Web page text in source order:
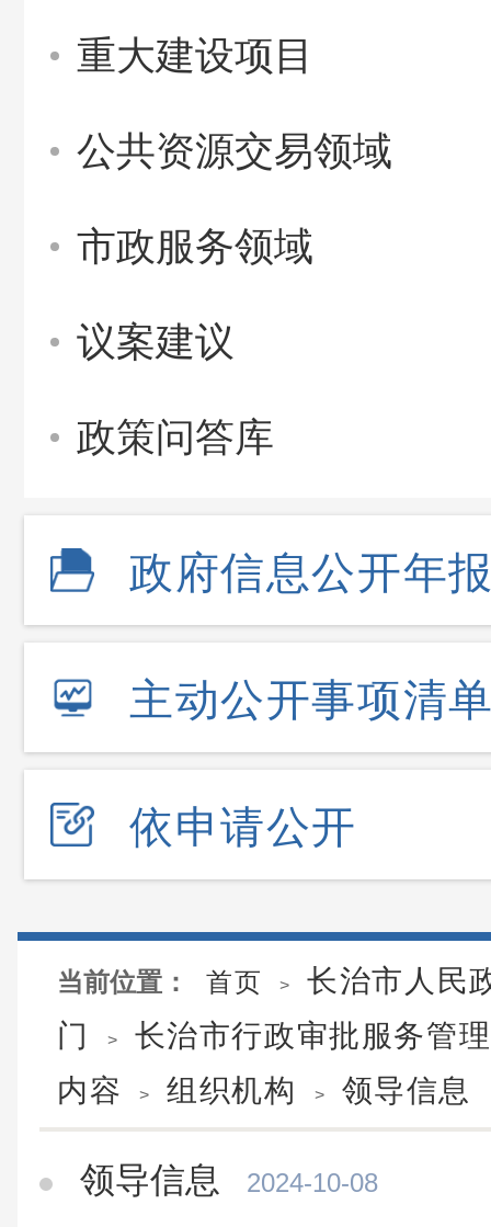
重大建设项目
公共资源交易领域
市政服务领域
议案建议
政策问答库
政府信息公开年
主动公开事项清
依申请公开
当前位置： 首页 >
长治市人民
门
>
长治市行政审批服务管
内容
> 组织机构 > 领导信息
领导信息 2024-10-08